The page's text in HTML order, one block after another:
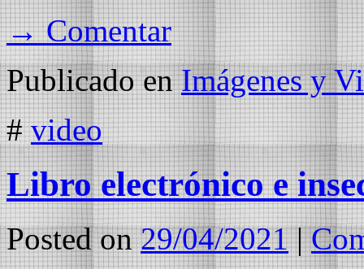
→ Comentar
Publicado en Imágenes y
# video
Libro electrónico e
Posted on 29/04/2021 |